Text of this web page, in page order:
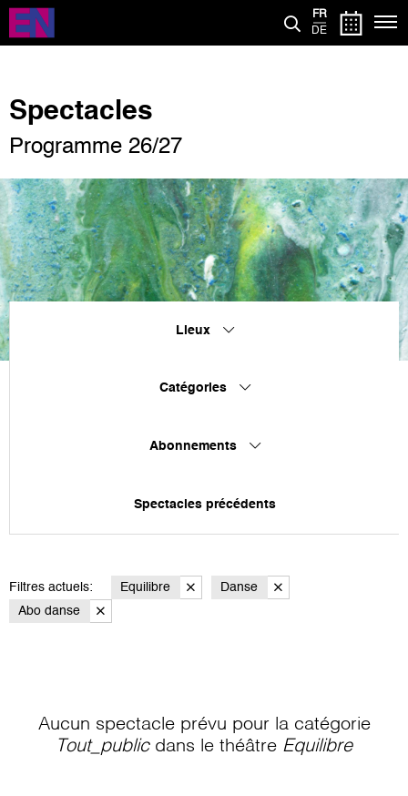
Aller
contenu
FR
DE
Spectacles
Programme 26/27
Lieux
Catégories
Abonnements
Spectacles précédents
Filtres actuels: Equilibre
Danse
Abo danse
Aucun spectacle prévu pour la catégorie
Tout_publicdans le théâtre Equilibre